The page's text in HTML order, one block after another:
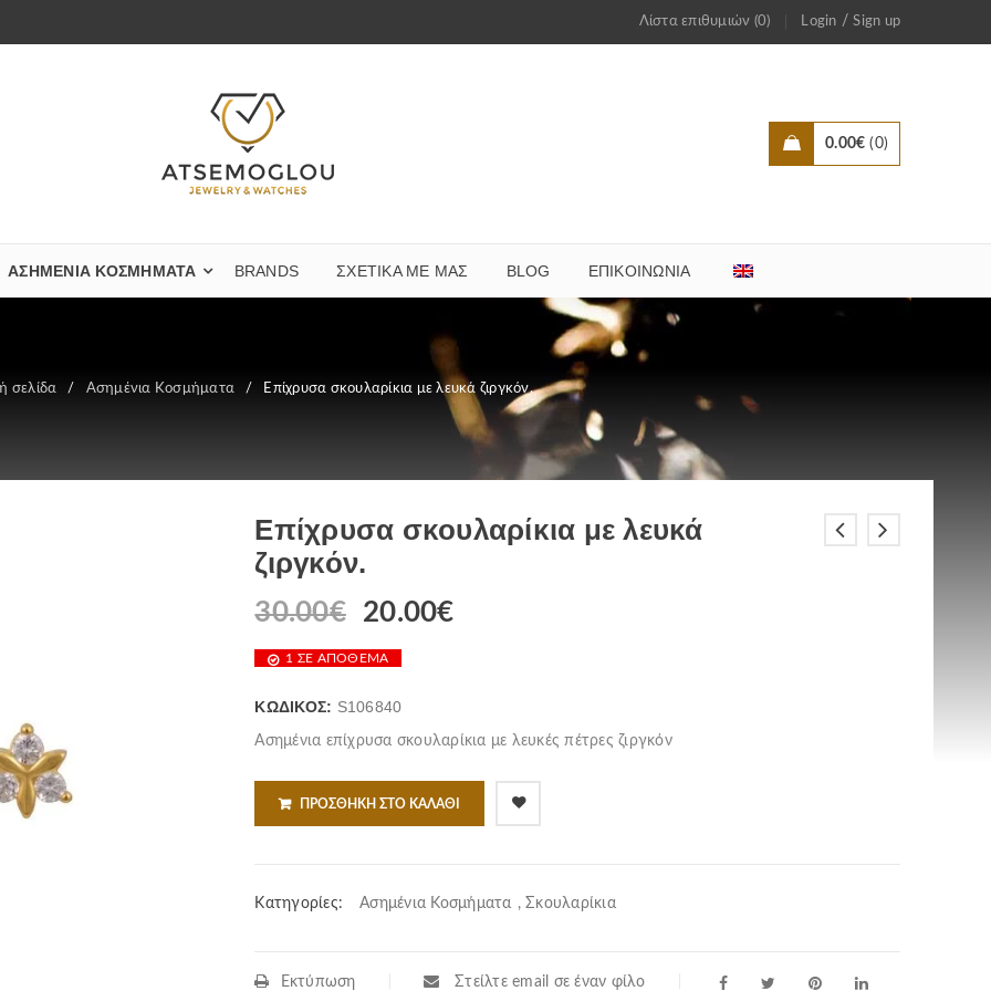
Λίστα επιθυμιών (0) Login /Sign up
0.00€ 0
ΑΣΗΜΈΝΙΑ ΚΟΣΜΉΜΑΤΑ BRANDS ΣΧΕΤΙΚΆ ΜΕ ΜΑΣ BLOG ΕΠΙΚΟΙΝΩΝΊΑ
σελίδα / Ασημένια Κοσμήματα / Επίχρυσα σκουλαρίκια με λευκά ζιργκόν.
Επίχρυσα σκουλαρίκια με λευκά
ζιργκόν.
30.00€ 20.00€
1 ΣΕ ΑΠΌΘΕΜΑ
ΚΩΔΙΚΌΣ: S106840
Ασημένια επίχρυσα σκουλαρίκια με λευκές πέτρες ζιργκόν
ΠΡΟΣΘΉΚΗ ΣΤΟ ΚΑΛΆΘΙ
Κατηγορίες: Ασημένια Κοσμήματα ,Σκουλαρίκια
Εκτύπωση Στείλτε email σε έναν φίλο